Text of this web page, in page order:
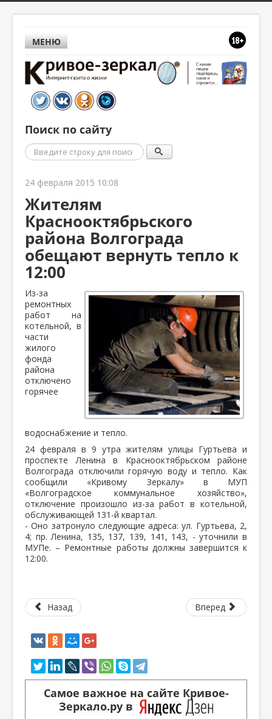
МЕНЮ
Поиск по сайту
Поиск
24 февраля 2015 10:08
Жителям
Краснооктябрьского
района Волгограда
обещают вернуть тепло к
12:00
Из-за
ремонтных
работ на
котельной, в
части
жилого
фонда
района
отключено
горячее
водоснабжение и тепло.
24 февраля в 9 утра жителям улицы Гуртьева и
проспекте Ленина в Краснооктябрьском районе
Волгограда отключили горячую воду и тепло. Как
сообщили «Кривому Зеркалу» в МУП
«Волгоградское коммунальное хозяйство»,
отключение произошло из-за работ в котельной,
обслуживающей 131-й квартал.
- Оно затронуло следующие адреса: ул. Гуртьева, 2,
4; пр. Ленина, 135, 137, 139, 141, 143, - уточнили в
МУПе. – Ремонтные работы должны завершится к
12:00.
Назад Вперед
Самое важное на сайте Кривое-
Зеркало.ру в